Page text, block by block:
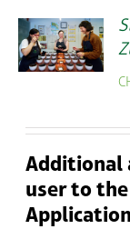
Additional
user to